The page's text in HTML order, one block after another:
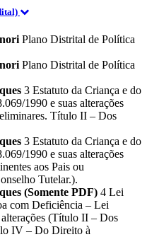
Plano Distrital de Política
Plano Distrital de Política
3 Estatuto da Criança e do
1990 e suas alterações
Título II – Dos
3 Estatuto da Criança e do
1990 e suas alterações
aos Pais ou
Tutelar.).
(Somente PDF) 4 Lei
com Deficiência – Lei
alterações (Título II – Dos
IV – Do Direito à